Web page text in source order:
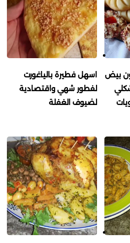
بيض
اسهل فطيرة بالياغورت
لفطور شهي واقتصادية
لضيوف الغفلة